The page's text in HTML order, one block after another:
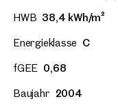
HWB 38,4 kWh/m²
Energieklasse C
fGEE 0,68
Baujahr 2004